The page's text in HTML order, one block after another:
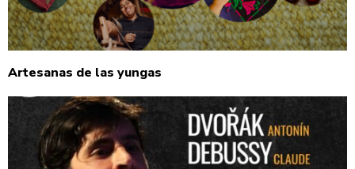
Artesanas de las yungas